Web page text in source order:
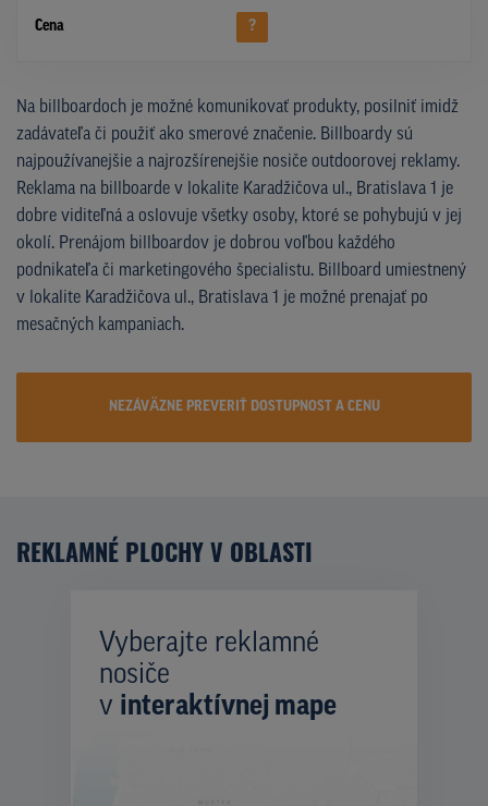
Cena ?
Na billboardoch je možné komunikovať produkty, posilniť imidž
zadávateľa či použiť ako smerové značenie. Billboardy sú
najpoužívanejšie a najrozšírenejšie nosiče outdoorovej reklamy.
Reklama na billboarde v lokalite Karadžičova ul., Bratislava 1 je
dobre viditeľná a oslovuje všetky osoby, ktoré se pohybujú v jej
okolí. Prenájom billboardov je dobrou voľbou každého
podnikateľa či marketingového špecialistu. Billboard umiestnený
v lokalite Karadžičova ul., Bratislava 1 je možné prenajať po
mesačných kampaniach.
NEZÁVÄZNE PREVERIŤ DOSTUPNOST A CENU
REKLAMNÉ PLOCHY V OBLASTI
Vyberajte reklamné
nosiče
v interaktívnej mape